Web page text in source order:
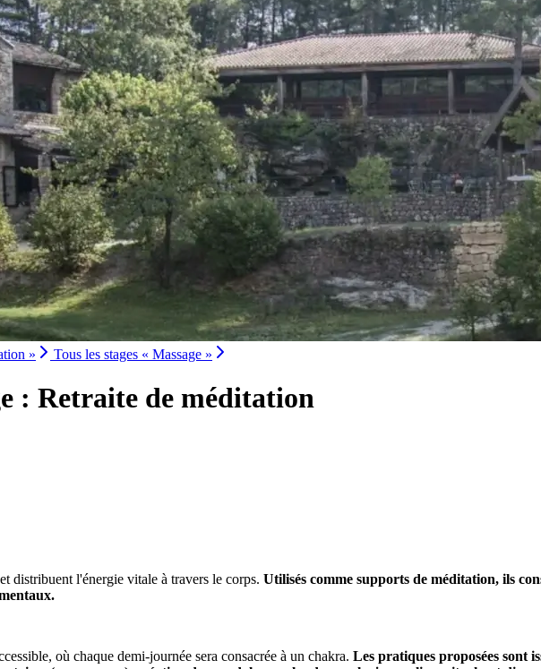
» Tous les stages « Massage »
: Retraite de méditation
distribuent l'énergie vitale à travers le corps. Utilisés comme supports de méditation, ils
où chaque demi-journée sera consacrée à un chakra. Les pratiques proposées sont